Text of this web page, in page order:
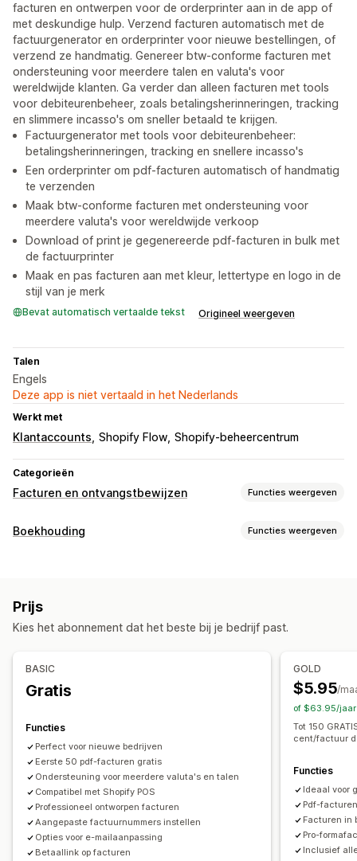
facturen en ontwerpen voor de orderprinter aan in de app of
met deskundige hulp. Verzend facturen automatisch met de
factuurgenerator en orderprinter voor nieuwe bestellingen, of
verzend ze handmatig. Genereer btw-conforme facturen met
ondersteuning voor meerdere talen en valuta's voor
wereldwijde klanten. Ga verder dan alleen facturen met tools
voor debiteurenbeheer, zoals betalingsherinneringen, tracking
en slimmere incasso's om sneller betaald te krijgen.
Factuurgenerator met tools voor debiteurenbeheer:
betalingsherinneringen, tracking en snellere incasso's
Een orderprinter om pdf-facturen automatisch of handmatig
te verzenden
Maak btw-conforme facturen met ondersteuning voor
meerdere valuta's voor wereldwijde verkoop
Download of print je gegenereerde pdf-facturen in bulk met
de factuurprinter
Maak en pas facturen aan met kleur, lettertype en logo in de
stijl van je merk
Bevat automatisch vertaalde tekst Origineel weergeven
Talen
Engels
Deze app is niet vertaald in het Nederlands
Werkt met
Klantaccounts Shopify Flow Shopify-beheercentrum
Categorieën
Facturen en ontvangstbewijzen Functies weergeven
Soorten documenten
Kleur en lettertype
E-mailadres van afzender
Belastingberekening
Templates
Bestandsbeheer
Downloaden in bulk
Pdf-generatie
Boekhouding Functies weergeven
Prestatiedashboard
Automatische gegevenssynchronisatie
Prijs
Kies het abonnement dat het beste bij je bedrijf past.
BASIC
Gratis
Functies
Perfect voor nieuwe bedrijven
Eerste 50 pdf-facturen gratis
Ondersteuning voor meerdere valuta's en talen
Compatibel met Shopify POS
Professioneel ontworpen facturen
Aangepaste factuurnummers instellen
Opties voor e-mailaanpassing
Betaallink op facturen
GOLD
$5.95/
of $63.95/jaar
Tot 150
cent/factuur
Functies
Ideaal voor
Pdf-
Facturen in
Pro-
Inclusief